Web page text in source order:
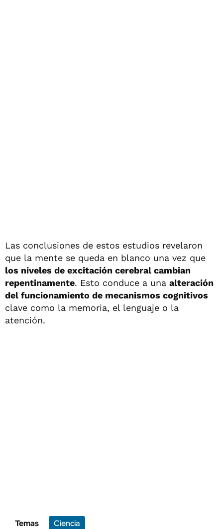
Las conclusiones de estos estudios revelaron
que la mente se queda en blanco una vez que
los niveles de excitación cerebral cambian
repentinamente. Esto conduce a una alteración
del funcionamiento de mecanismos cognitivos
clave como la memoria, el lenguaje o la
atención.
Temas Ciencia